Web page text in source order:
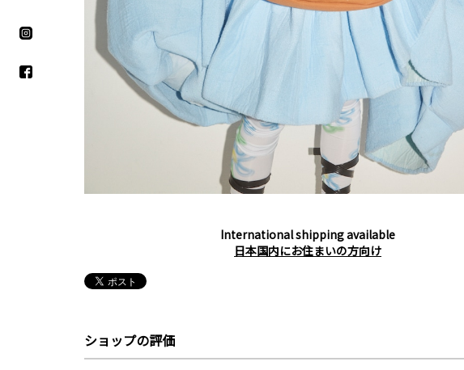
International shipping available
日本国内にお住まいの方向け
ショップの評価